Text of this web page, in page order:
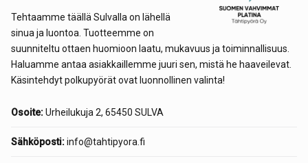
Tehtaamme täällä Sulvalla on lähellä
sinua ja luontoa. Tuotteemme on
suunniteltu ottaen huomioon laatu, mukavuus ja toiminnallisuus.
Haluamme antaa asiakkaillemme juuri sen, mistä he haaveilevat.
Käsintehdyt polkupyörät ovat luonnollinen valinta!
Osoite:Urheilukuja 2, 65450 SULVA
Sähköposti:info@tahtipyora.fi